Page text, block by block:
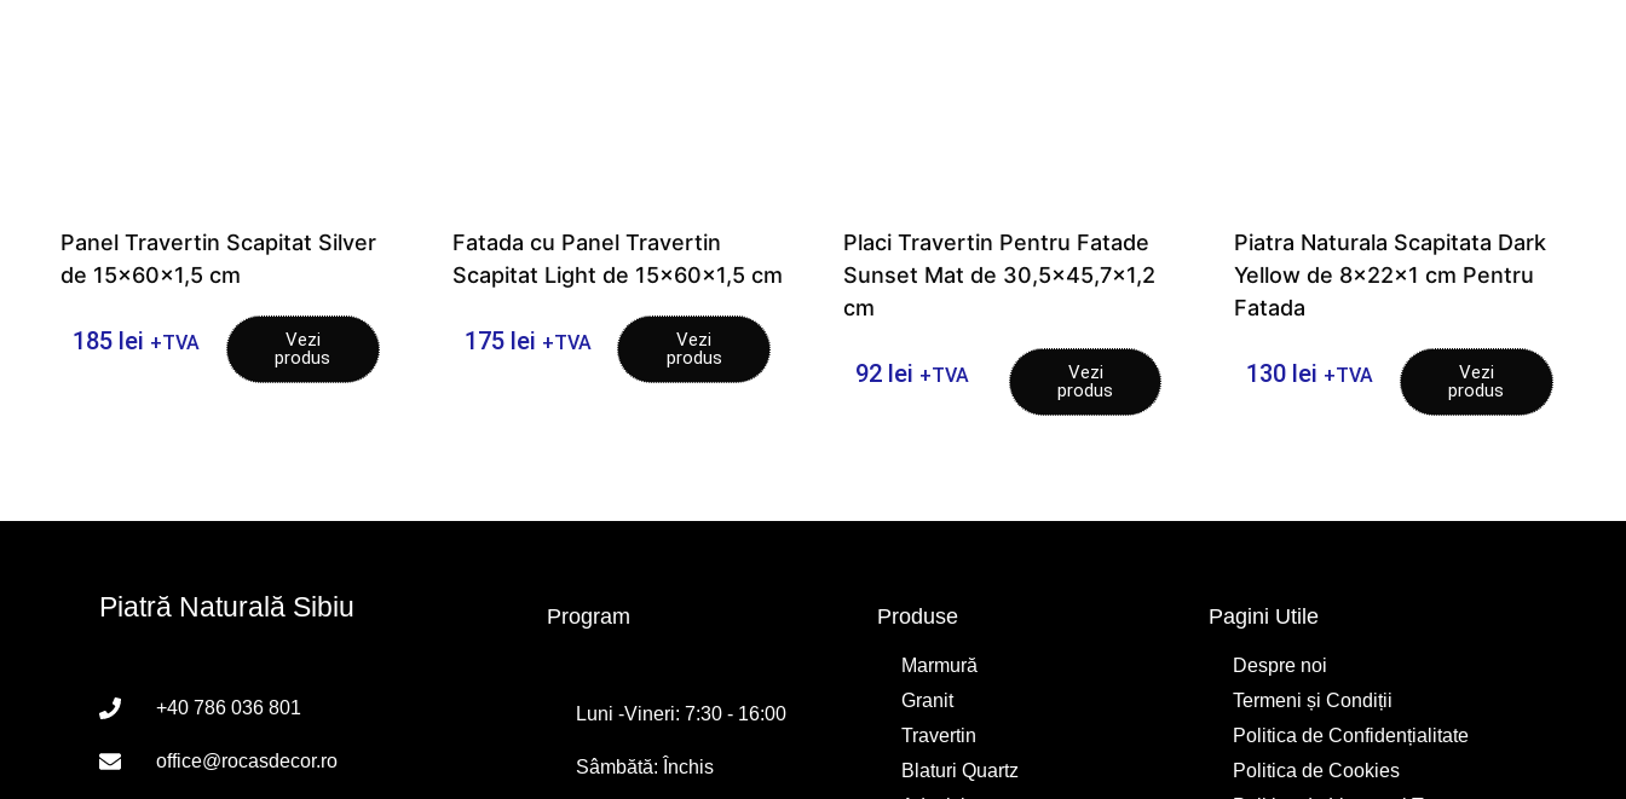
Panel Travertin Scapitat Silver
de 15x60x1,5 cm
185 lei +TVA
Vezi
produs
Fatada cu Panel Travertin
Scapitat Light de 15x60x1,5 cm
175 lei +TVA
Vezi
produs
Placi Travertin Pentru Fatade
Sunset Mat de 30,5×45,7×1,2
cm
92 lei +TVA
Vezi
produs
Piatra Naturala Scapitata Dark
Yellow de 8x22x1 cm Pentru
Fatada
130 lei +TVA
Vezi
produs
Piatră Naturală Sibiu
+40 786 036 801
office@rocasdecor.ro
Program
Luni -Vineri: 7:30 - 16:00
Sâmbătă: Închis
Produse
Marmură
Granit
Travertin
Blaturi Quartz
Pagini Utile
Despre noi
Termeni și Condiții
Politica de Confidențialitate
Politica de Cookies